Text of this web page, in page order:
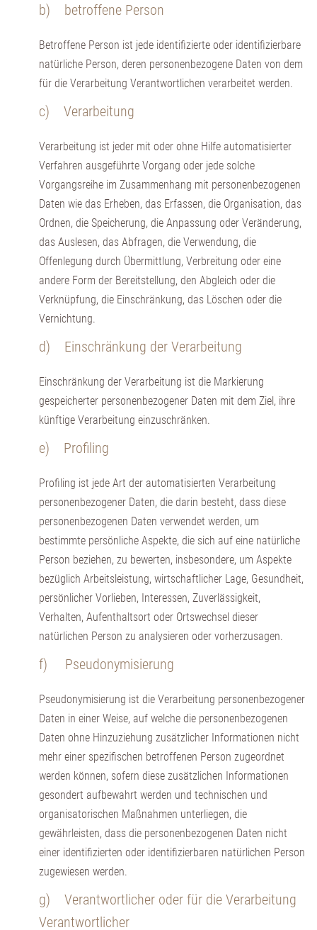
b) betroffene Person
Betroffene Person ist jede identifizierte oder identifizierbare
natürliche Person, deren personenbezogene Daten von dem
für die Verarbeitung Verantwortlichen verarbeitet werden.
c) Verarbeitung
Verarbeitung ist jeder mit oder ohne Hilfe automatisierter
Verfahren ausgeführte Vorgang oder jede solche
Vorgangsreihe im Zusammenhang mit personenbezogenen
Daten wie das Erheben, das Erfassen, die Organisation, das
Ordnen, die Speicherung, die Anpassung oder Veränderung,
das Auslesen, das Abfragen, die Verwendung, die
Offenlegung durch Übermittlung, Verbreitung oder eine
andere Form der Bereitstellung, den Abgleich oder die
Verknüpfung, die Einschränkung, das Löschen oder die
Vernichtung.
d) Einschränkung der Verarbeitung
Einschränkung der Verarbeitung ist die Markierung
gespeicherter personenbezogener Daten mit dem Ziel, ihre
künftige Verarbeitung einzuschränken.
e) Profiling
Profiling ist jede Art der automatisierten Verarbeitung
personenbezogener Daten, die darin besteht, dass diese
personenbezogenen Daten verwendet werden, um
bestimmte persönliche Aspekte, die sich auf eine natürliche
Person beziehen, zu bewerten, insbesondere, um Aspekte
bezüglich Arbeitsleistung, wirtschaftlicher Lage, Gesundheit,
persönlicher Vorlieben, Interessen, Zuverlässigkeit,
Verhalten, Aufenthaltsort oder Ortswechsel dieser
natürlichen Person zu analysieren oder vorherzusagen.
f) Pseudonymisierung
Pseudonymisierung ist die Verarbeitung personenbezogener
Daten in einer Weise, auf welche die personenbezogenen
Daten ohne Hinzuziehung zusätzlicher Informationen nicht
mehr einer spezifischen betroffenen Person zugeordnet
werden können, sofern diese zusätzlichen Informationen
gesondert aufbewahrt werden und technischen und
organisatorischen Maßnahmen unterliegen, die
gewährleisten, dass die personenbezogenen Daten nicht
einer identifizierten oder identifizierbaren natürlichen Person
zugewiesen werden.
g) Verantwortlicher oder für die Verarbeitung
Verantwortlicher